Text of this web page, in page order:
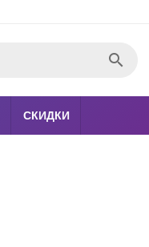

СКИДКИ